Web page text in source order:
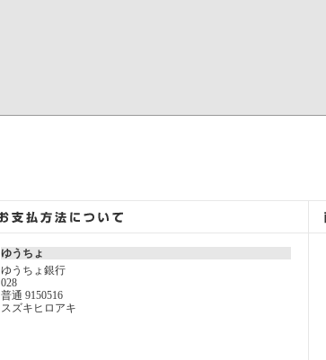
ゆうちょ
ゆうちょ銀行
028
普通 9150516
スズキヒロアキ